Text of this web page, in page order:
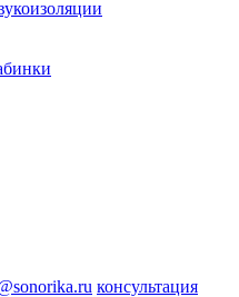
консультация